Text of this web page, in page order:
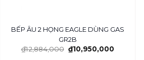
BẾP ÂU 2 HỌNG EAGLE DÙNG GAS
GR2B
₫12,884,000 ₫10,950,000